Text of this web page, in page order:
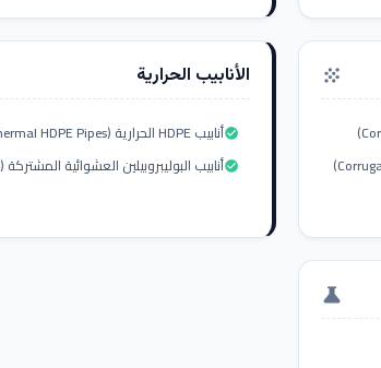
grain الأنابيب الحرارية
أنابيب HDPE الحرارية (Geothermal HDPE Pipes)check_circle
أنابيب البوليبروبيلين العشوائية المشتركة (PP-R)check_circle
science